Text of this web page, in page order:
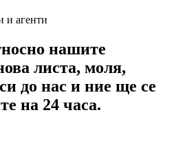
и агенти
нашите
листа, моля,
до нас и ние ще се
на 24 часа.